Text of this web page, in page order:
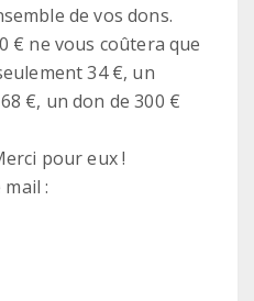
de vos dons.
€ ne vous coûtera que
34 €, un
€, un don de 300 €
pour eux !
: